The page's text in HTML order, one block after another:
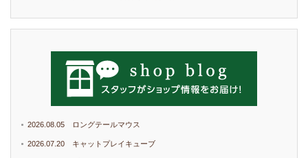
2026.08.05 ロングテールマウス
2026.07.20 キャットプレイキューブ